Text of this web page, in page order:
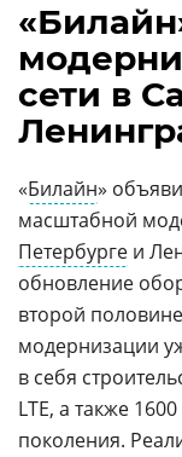
сети в
«Билайн»
масштабной
Петербурге и
обновление
второй
модернизации
в себя
LTE, а также
поколения.